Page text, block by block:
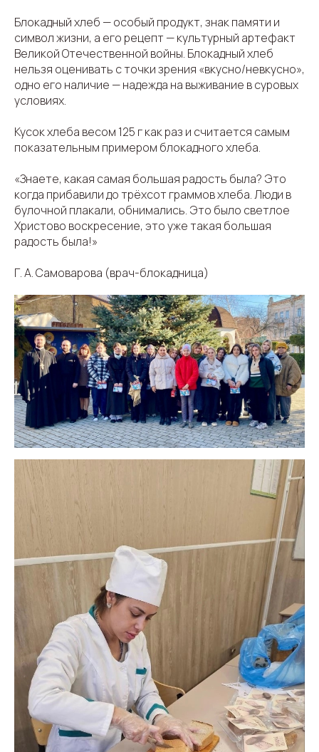
Блокадный хлеб — особый продукт, знак памяти и
символ жизни, а его рецепт — культурный артефакт
Великой Отечественной войны. Блокадный хлеб
нельзя оценивать с точки зрения «вкусно/невкусно»,
одно его наличие — надежда на выживание в суровых
условиях.
Кусок хлеба весом 125 г как раз и считается самым
показательным примером блокадного хлеба.
«Знаете, какая самая большая радость была? Это
когда прибавили до трёхсот граммов хлеба. Люди в
булочной плакали, обнимались. Это было светлое
Христово воскресение, это уже такая большая
радость была!»
Г. А. Самоварова (врач-блокадница)